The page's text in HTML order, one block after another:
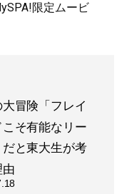
100人調査でわかっ
限定ムービ
大冒険「フレイ
そ有能なリー
だと東大生が考
由